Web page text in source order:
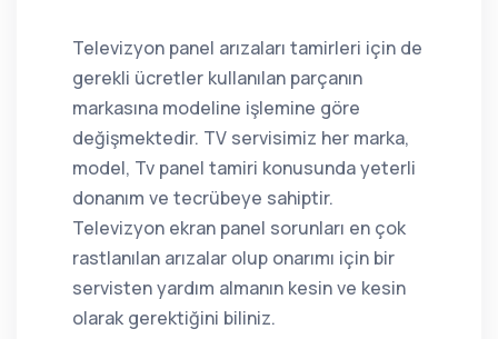
Televizyon panel arızaları tamirleri için de
gerekli ücretler kullanılan parçanın
markasına modeline işlemine göre
değişmektedir. TV servisimiz her marka,
model, Tv panel tamiri konusunda yeterli
donanım ve tecrübeye sahiptir.
Televizyon ekran panel sorunları en çok
rastlanılan arızalar olup onarımı için bir
servisten yardım almanın kesin ve kesin
olarak gerektiğini biliniz.